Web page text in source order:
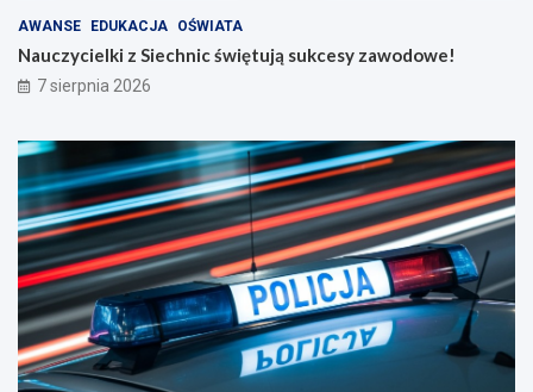
AWANSE EDUKACJA OŚWIATA
Nauczycielki z Siechnic świętują sukcesy zawodowe!
7 sierpnia 2026